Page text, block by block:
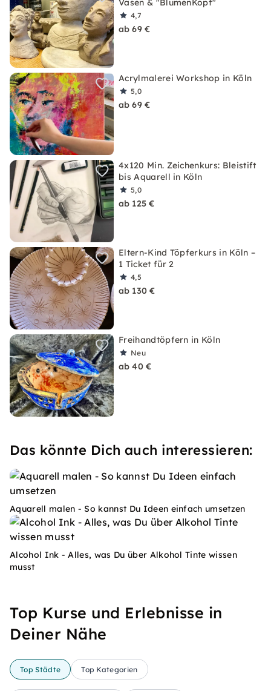
Vasen & "BlumenKopf"
4,7
ab 69 €
Acrylmalerei Workshop in Köln
5,0
ab 69 €
4x120 Min. Zeichenkurs: Bleistift
bis Aquarell in Köln
5,0
ab 125 €
Eltern-Kind Töpferkurs in Köln –
1 Ticket für 2
4,5
ab 130 €
Freihandtöpfern in Köln
Neu
ab 40 €
Das könnte Dich auch interessieren:
Aquarell malen - So kannst Du Ideen einfach umsetzen
Alcohol Ink - Alles, was Du über Alkohol Tinte wissen
musst
Top Kurse und Erlebnisse in
Deiner Nähe
Top Städte Top Kategorien